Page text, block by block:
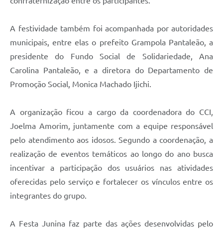
A festividade também foi acompanhada por autoridades
municipais, entre elas o prefeito Grampola Pantaleão, a
presidente do Fundo Social de Solidariedade, Ana
Carolina Pantaleão, e a diretora do Departamento de
Promoção Social, Monica Machado Ijichi.
A organização ficou a cargo da coordenadora do CCI,
Joelma Amorim, juntamente com a equipe responsável
pelo atendimento aos idosos. Segundo a coordenação, a
realização de eventos temáticos ao longo do ano busca
incentivar a participação dos usuários nas atividades
oferecidas pelo serviço e fortalecer os vínculos entre os
integrantes do grupo.
A Festa Junina faz parte das ações desenvolvidas pelo